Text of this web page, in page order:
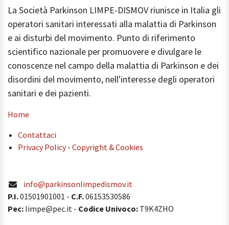
La Società Parkinson LIMPE-DISMOV riunisce in Italia gli
operatori sanitari interessati alla malattia di Parkinson
e ai disturbi del movimento. Punto di riferimento
scientifico nazionale per promuovere e divulgare le
conoscenze nel campo della malattia di Parkinson e dei
disordini del movimento, nell'interesse degli operatori
sanitari e dei pazienti.
Home
Contattaci
Privacy Policy- Copyright & Cookies
info@parkinsonlimpedismov.it
P.I.01501901001 - C.F.06153530586
Pec: limpe@pec.it - Codice Univoco: T9K4ZHO